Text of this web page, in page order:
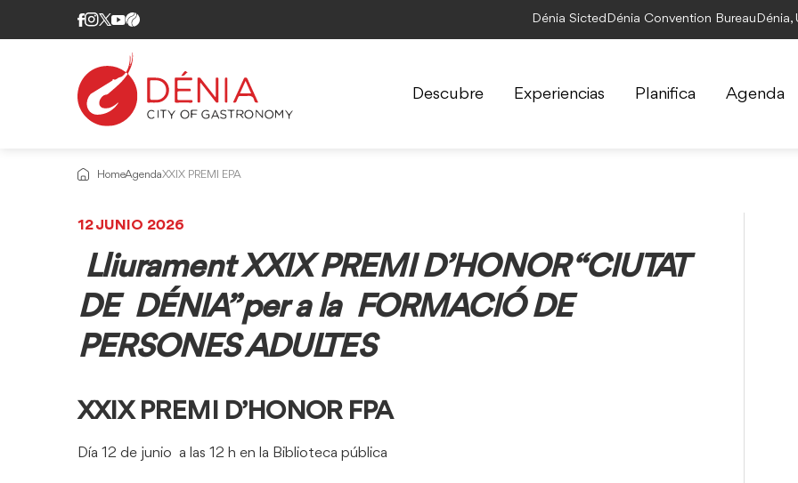
Dénia Sicted Dénia Convention Bureau Dénia,
Descubre Experiencias Planifica Agenda
HomeAgendaXXIX PREMI EPA
12 JUNIO 2026
Lliurament XXIX PREMI D’HONOR “CIUTAT
DE DÉNIA” per a la FORMACIÓ DE
PERSONES ADULTES
XXIX PREMI D’HONOR FPA
Día 12 de junio a las 12 h en la Biblioteca pública